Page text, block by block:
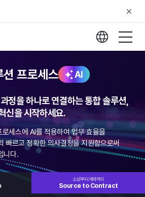
프로세스 AI
을 하나로 연결하는 통합 솔루션,
을 시작하세요.
세스에 AI를 적용하여 업무 효율을
빠르고 정확한 의사결정을 지원함으로써
니다.
소싱부터 계약까지
Source to Contract